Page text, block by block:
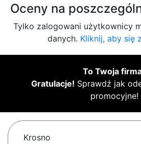
Oceny na
Tylko zalogowani użytkownicy
danych. Kliknij, aby się
To Twoja
Gratulacje! Sprawdź jak
promocyjne!
Krosno